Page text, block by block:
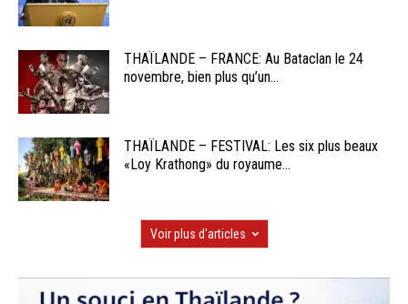
THAÏLANDE – FRANCE: Au Bataclan le 24
novembre, bien plus qu’un...
THAÏLANDE – FESTIVAL: Les six plus beaux
«Loy Krathong» du royaume...
Voir plus d'articles